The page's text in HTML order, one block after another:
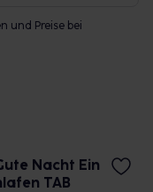
und Preise bei
Nacht Ein
TAB